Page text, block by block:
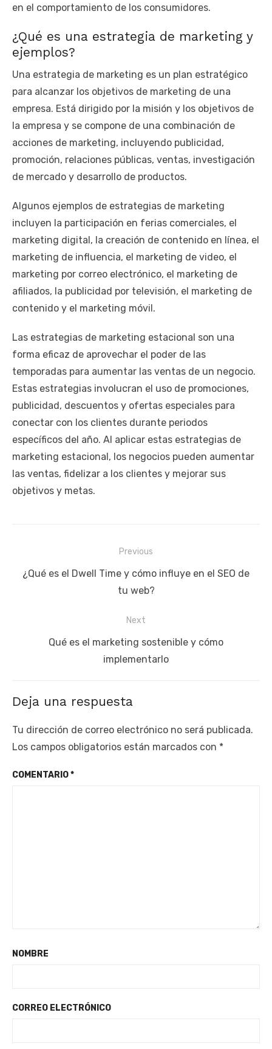
en el comportamiento de los consumidores.
¿Qué es una estrategia de marketing y
ejemplos?
Una estrategia de marketing es un plan estratégico
para alcanzar los objetivos de marketing de una
empresa. Está dirigido por la misión y los objetivos de
la empresa y se compone de una combinación de
acciones de marketing, incluyendo publicidad,
promoción, relaciones públicas, ventas, investigación
de mercado y desarrollo de productos.
Algunos ejemplos de estrategias de marketing
incluyen la participación en ferias comerciales, el
marketing digital, la creación de contenido en línea, el
marketing de influencia, el marketing de video, el
marketing por correo electrónico, el marketing de
afiliados, la publicidad por televisión, el marketing de
contenido y el marketing móvil.
Las estrategias de marketing estacional son una
forma eficaz de aprovechar el poder de las
temporadas para aumentar las ventas de un negocio.
Estas estrategias involucran el uso de promociones,
publicidad, descuentos y ofertas especiales para
conectar con los clientes durante periodos
específicos del año. Al aplicar estas estrategias de
marketing estacional, los negocios pueden aumentar
las ventas, fidelizar a los clientes y mejorar sus
objetivos y metas.
de
Previous
Previous
¿Qué es el Dwell Time y cómo influye en el SEO de
tu web?
Next
Qué es el marketing sostenible y cómo
implementarlo
Deja una respuesta
Tu dirección de correo electrónico no será publicada.
Los campos obligatorios están marcados con *
COMENTARIO*
NOMBRE
CORREO ELECTRÓNICO